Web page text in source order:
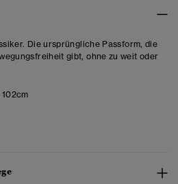
Die ursprüngliche Passform, die
gibt, ohne zu weit oder